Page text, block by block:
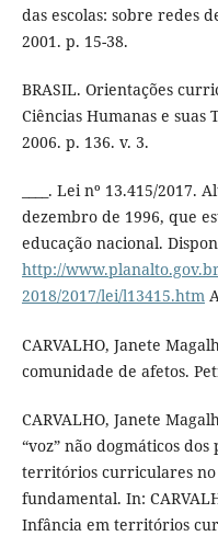
das escolas: sobre redes
2001. p. 15-38.
BRASIL. Orientações
Ciências Humanas e suas
2006. p. 136. v. 3.
____. Lei nº 13.415/2017.
dezembro de 1996, que
educação nacional.
http://
2018/2017/lei/l13415.htm
CARVALHO, Janete
comunidade de afetos.
CARVALHO, Janete
“voz” não dogmáticos
territórios curriculares no
fundamental. In:
Infância em territórios